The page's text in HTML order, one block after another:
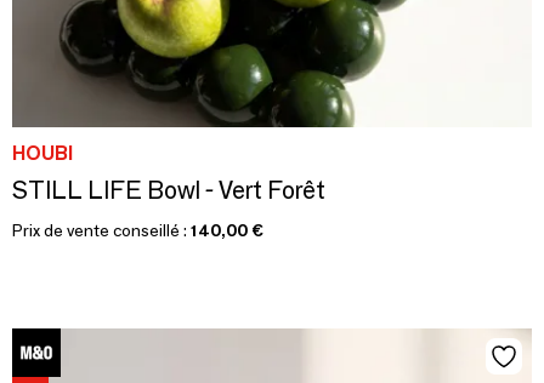
HOUBI
STILL LIFE Bowl - Vert Forêt
Prix de vente conseillé : 140,00 €